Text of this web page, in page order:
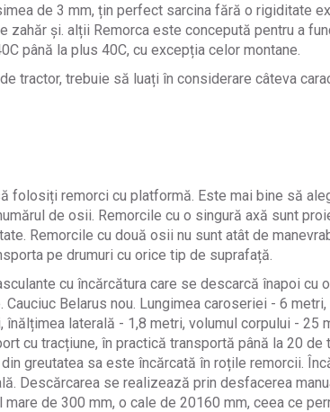
de 3 mm, țin perfect sarcina fără o rigiditate
zahăr și. alții Remorca este concepută pentru a
până la plus 40C, cu excepția celor montane.
tractor, trebuie să luați în considerare câteva
folosiți remorci cu platformă. Este mai bine să
de osii. Remorcile cu o singură axă sunt
Remorcile cu două osii nu sunt atât de
pe drumuri cu orice tip de suprafață.
cu încărcătura care se descarcă înapoi cu
Belarus nou. Lungimea caroseriei - 6
laterală - 1,8 metri, volumul corpului - 25
cu tracțiune, în practică transportă până la 20
greutatea sa este încărcată în roțile remorcii.
Descărcarea se realizează prin desfacerea
de 300 mm, o cale de 20160 mm, ceea ce